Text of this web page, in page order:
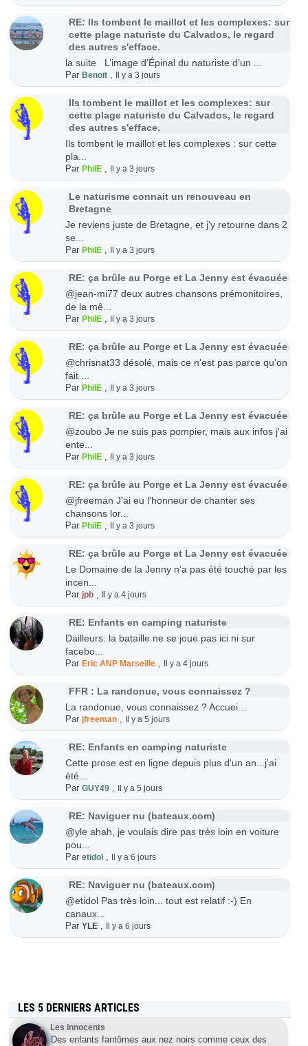
RE: Ils tombent le maillot et les complexes: sur
cette plage naturiste du Calvados, le regard
des autres s'efface.
la suite L’image d’Épinal du naturiste d’un ...
ParBenoit , Il y a 3 jours
Ils tombent le maillot et les complexes: sur
cette plage naturiste du Calvados, le regard
des autres s'efface.
Ils tombent le maillot et les complexes : sur cette
pla...
ParPhilE , Il y a 3 jours
Le naturisme connait un renouveau en
Bretagne
Je reviens juste de Bretagne, et j'y retourne dans 2
se...
ParPhilE , Il y a 3 jours
RE: ça brûle au Porge et La Jenny est évacuée
@jean-mi77 deux autres chansons prémonitoires,
de la mê...
ParPhilE , Il y a 3 jours
RE: ça brûle au Porge et La Jenny est évacuée
@chrisnat33 désolé, mais ce n'est pas parce qu'on
fait ...
ParPhilE , Il y a 3 jours
RE: ça brûle au Porge et La Jenny est évacuée
@zoubo Je ne suis pas pompier, mais aux infos j'ai
ente...
ParPhilE , Il y a 3 jours
RE: ça brûle au Porge et La Jenny est évacuée
@jfreeman J'ai eu l'honneur de chanter ses
chansons lor...
ParPhilE , Il y a 3 jours
RE: ça brûle au Porge et La Jenny est évacuée
Le Domaine de la Jenny n'a pas été touché par les
incen...
Parjpb , Il y a 4 jours
RE: Enfants en camping naturiste
Dailleurs: la bataille ne se joue pas ici ni sur
facebo...
ParEric ANP Marseille , Il y a 4 jours
FFR : La randonue, vous connaissez ?
La randonue, vous connaissez ? Accuei...
Parjfreeman , Il y a 5 jours
RE: Enfants en camping naturiste
Cette prose est en ligne depuis plus d'un an...j'ai
été...
ParGUY49 , Il y a 5 jours
RE: Naviguer nu (bateaux.com)
@yle ahah, je voulais dire pas très loin en voiture
pou...
Paretidol , Il y a 6 jours
RE: Naviguer nu (bateaux.com)
@etidol Pas très loin... tout est relatif :-) En
canaux...
ParYLE , Il y a 6 jours
LES 5 DERNIERS ARTICLES
Les innocents
Des enfants fantômes aux nez noirs comme ceux des